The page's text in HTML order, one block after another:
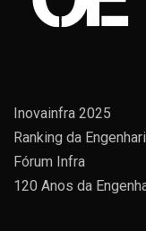
Inovainfra 2025
Ranking da
Fórum Infra
120 Anos da